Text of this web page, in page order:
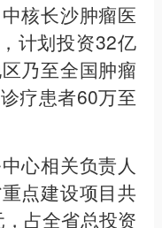
核长沙肿瘤医
计划投资32亿
乃至全国肿瘤
疗患者60万至
心相关负责人
点建设项目共
占全省总投资